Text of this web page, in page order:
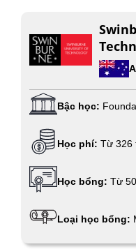
Bậc học:
Học phí: Từ 326
Học bổng: Từ
Loại học bổng: